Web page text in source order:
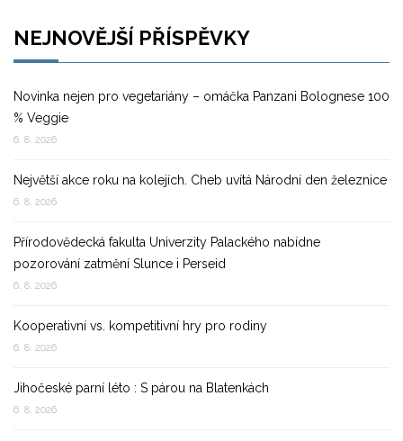
NEJNOVĚJŠÍ PŘÍSPĚVKY
Novinka nejen pro vegetariány – omáčka Panzani Bolognese 100
% Veggie
6. 8. 2026
Největší akce roku na kolejích. Cheb uvítá Národní den železnice
6. 8. 2026
Přírodovědecká fakulta Univerzity Palackého nabídne
pozorování zatmění Slunce i Perseid
6. 8. 2026
Kooperativní vs. kompetitivní hry pro rodiny
6. 8. 2026
Jihočeské parní léto : S párou na Blatenkách
6. 8. 2026